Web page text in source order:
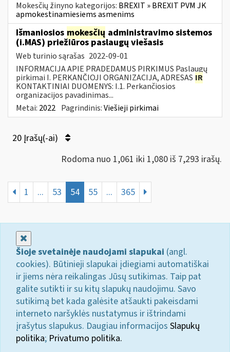
Mokesčių žinyno kategorijos: BREXIT » BREXIT PVM JK
apmokestinamiesiems asmenims
Išmaniosios mokesčių administravimo sistemos
(i.MAS) priežiūros paslaugų viešasis
Web turinio sąrašas 2022-09-01
INFORMACIJA APIE PRADEDAMUS PIRKIMUS Paslaugų
pirkimai I. PERKANČIOJI ORGANIZACIJA, ADRESAS IR
KONTAKTINIAI DUOMENYS: I.1. Perkančiosios
organizacijos pavadinimas...
Metai: 2022 Pagrindinis:Viešieji pirkimai
20 Įrašų(-ai)
Rodoma nuo 1,061 iki 1,080 iš 7,293 irašų.
1 ... 53 54 55 ... 365
Šioje svetainėje naudojami slapukai (angl.
cookies). Būtinieji slapukai įdiegiami automatiškai
ir jiems nėra reikalingas Jūsų sutikimas. Taip pat
galite sutikti ir su kitų slapukų naudojimu. Savo
sutikimą bet kada galėsite atšaukti pakeisdami
interneto naršyklės nustatymus ir ištrindami
įrašytus slapukus. Daugiau informacijos Slapukų
politika; Privatumo politika.